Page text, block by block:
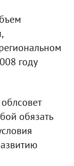
году
обязать